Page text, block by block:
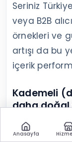
Seriniz
veya B2B
örnekleri ve
artışı da bu
içerik
Kademeli
daha
LinkedIn’de
artış, içerik
Anasayfa